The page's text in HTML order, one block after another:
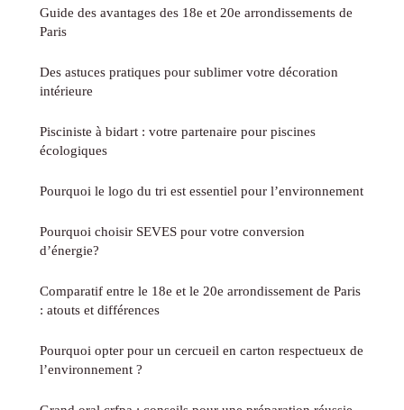
Guide des avantages des 18e et 20e arrondissements de
Paris
Des astuces pratiques pour sublimer votre décoration
intérieure
Pisciniste à bidart : votre partenaire pour piscines
écologiques
Pourquoi le logo du tri est essentiel pour l’environnement
Pourquoi choisir SEVES pour votre conversion
d’énergie?
Comparatif entre le 18e et le 20e arrondissement de Paris
: atouts et différences
Pourquoi opter pour un cercueil en carton respectueux de
l’environnement ?